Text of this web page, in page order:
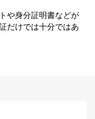
や身分証明書などが
だけでは十分ではあ